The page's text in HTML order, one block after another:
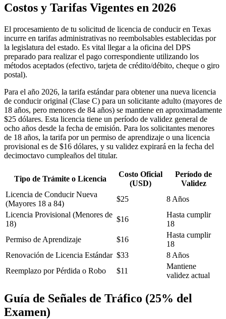
Costos y Tarifas Vigentes en 2026
El procesamiento de tu solicitud de licencia de conducir en Texas
incurre en tarifas administrativas no reembolsables establecidas por
la legislatura del estado. Es vital llegar a la oficina del DPS
preparado para realizar el pago correspondiente utilizando los
métodos aceptados (efectivo, tarjeta de crédito/débito, cheque o giro
postal).
Para el año 2026, la tarifa estándar para obtener una nueva licencia
de conducir original (Clase C) para un solicitante adulto (mayores de
18 años, pero menores de 84 años) se mantiene en aproximadamente
$25 dólares. Esta licencia tiene un período de validez general de
ocho años desde la fecha de emisión. Para los solicitantes menores
de 18 años, la tarifa por un permiso de aprendizaje o una licencia
provisional es de $16 dólares, y su validez expirará en la fecha del
decimoctavo cumpleaños del titular.
Tipo de Trámite o Licencia
Costo Oficial
(USD)
Período de
Validez
Licencia de Conducir Nueva
(Mayores 18 a 84)
$25
8 Años
Licencia Provisional (Menores de
18)
$16
Hasta cumplir
18
Permiso de Aprendizaje
$16
Hasta cumplir
18
Renovación de Licencia Estándar $33
8 Años
Reemplazo por Pérdida o Robo
$11
Mantiene
validez actual
Guía de Señales de Tráfico (25% del
Examen)